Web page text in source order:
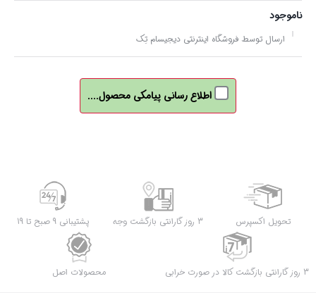
ناموجود
ارسال توسط فروشگاه اینترنتی دیجیسام تِک
اطلاع رسانی پیامکی محصول....
تحویل اکسپرس 3 روز گارانتی بازگشت وجه پشتیبانی 9 صبح تا 19
3 روز گارانتی بازگشت کالا در صورت خرابی محصولات اصل